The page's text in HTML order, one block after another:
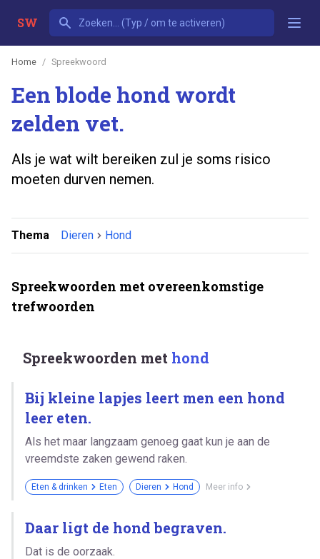
SW
Home Spreekwoord
Een blode hond wordt
zelden vet.
Als je wat wilt bereiken zul je soms risico
moeten durven nemen.
Thema Dieren Hond
Spreekwoorden met overeenkomstige
trefwoorden
Spreekwoorden met hond
Bij kleine lapjes leert men een hond
leer eten.
Als het maar langzaam genoeg gaat kun je aan de
vreemdste zaken gewend raken.
Eten & drinken Eten Dieren Hond Meer info
Daar ligt de hond begraven.
Dat is de oorzaak.